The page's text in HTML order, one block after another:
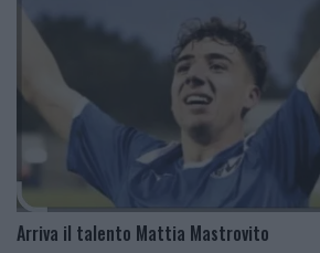
Arriva il talento Mattia Mastrovito